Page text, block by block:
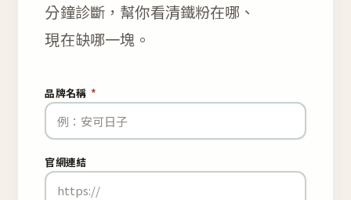
分鐘診斷，幫你看清鐵粉在哪、
現在缺哪一塊。
品牌名稱 *
官網連結